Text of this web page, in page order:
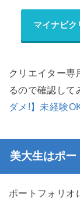
マイナビク
クリエイター専
るので確認し
ダメ!】未経験
美大生はポー
ポートフォリオ